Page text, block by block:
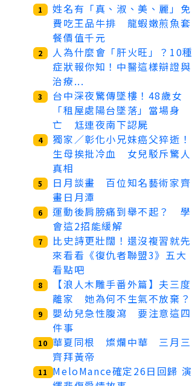
1
姓名有「真、淑、美、麗」免
費吃王品牛排 龍蝦嫩煎魚套
餐價值千元
2
人為什麼會「肝火旺」？10種
症狀報你知！中醫這樣辯證與
治療...
3
台中深夜驚傳墜樓！48歲女
「租屋處陽台墜落」當場身
亡 尪連夜南下認屍
4
獨家／彰化小兄妹癌父猝逝！
生母挨批冷血 女兒駁斥驚人
真相
5
日月談畫 百位知名藝術家齊
畫日月潭
6
運動後肩膀痛到舉不起？ 學
會這2招能緩解
7
比史詩更壯闊！還沒複習就先
來看看《復仇者聯盟3》五大
看點吧
8
【浪人木雕手番外篇】夫三度
離家 她為何不生氣不放棄？
9
嬰幼兒急性腹瀉 要注意這四
件事
10 華夏同根 燦爛中華 三月三
齊拜黃帝
11
MeloMance確定26日回歸 演